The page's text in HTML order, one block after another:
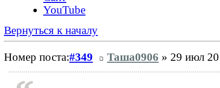
YouTube
Вернуться к началу
Номер поста:#349 Таша0906 » 29 июл